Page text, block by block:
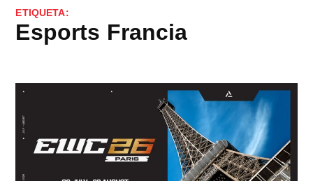
ETIQUETA:
esports Francia